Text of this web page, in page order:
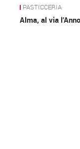
PASTICCERIA
Alma, al via